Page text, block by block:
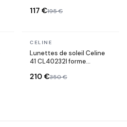
117 €195 €
En stock
CELINE
Lunettes de soleil Celine
41 CL40232I forme
210 €350 €